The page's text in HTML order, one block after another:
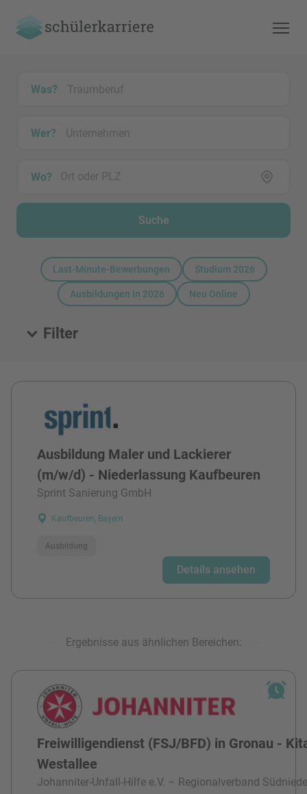
Was?
Wer?
Wo?
Suche
Last-Minute-Bewerbungen Studium 2026
Ausbildungen in 2026 Neu Online
Filter
Alle Stellen
Ausbildung Maler und Lackierer
(m/w/d) - Niederlassung Kaufbeuren
Sprint Sanierung GmbH
Kaufbeuren, Bayern
Ausbildung
Details ansehen
Ergebnisse aus ähnlichen Bereichen:
Freiwilligendienst (FSJ/BFD) in Gronau -
Westallee
Johanniter-Unfall-Hilfe e.V. – Regionalverband